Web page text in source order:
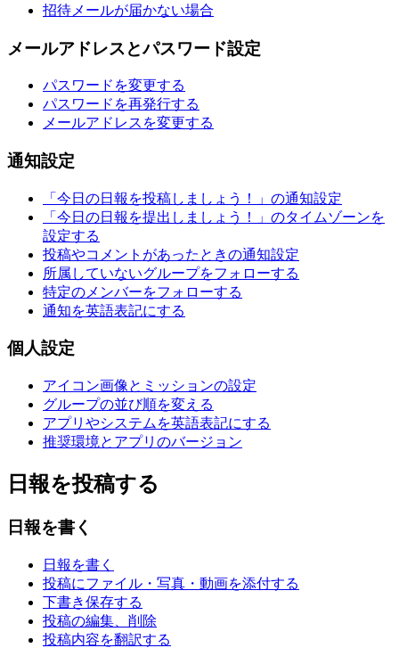
招待メールが届かない場合
メールアドレスとパスワード設定
パスワードを変更する
パスワードを再発行する
メールアドレスを変更する
通知設定
「今日の日報を投稿しましょう！」の通知設定
「今日の日報を提出しましょう！」のタイムゾーンを
設定する
投稿やコメントがあったときの通知設定
所属していないグループをフォローする
特定のメンバーをフォローする
通知を英語表記にする
個人設定
アイコン画像とミッションの設定
グループの並び順を変える
アプリやシステムを英語表記にする
推奨環境とアプリのバージョン
日報を投稿する
日報を書く
日報を書く
投稿にファイル・写真・動画を添付する
下書き保存する
投稿の編集、削除
投稿内容を翻訳する